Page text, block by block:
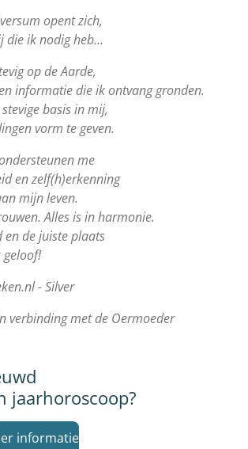
opent zich,
die ik nodig heb...
op de Aarde,
informatie die ik ontvang gronden.
basis in mij,
vorm te geven.
me
en zelf(h)erkenning
mijn leven.
Alles is in harmonie.
en de juiste plaats
geloof!
- Silver
verbinding met de Oermoeder
jaarhoroscoop?
informatie